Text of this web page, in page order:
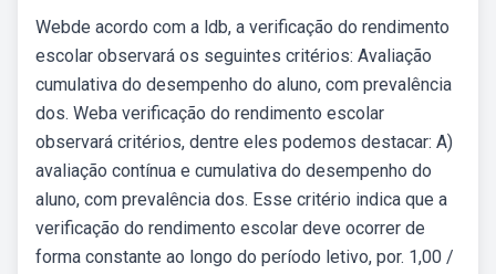
Webde acordo com a ldb, a verificação do rendimento
escolar observará os seguintes critérios: Avaliação
cumulativa do desempenho do aluno, com prevalência
dos. Weba verificação do rendimento escolar
observará critérios, dentre eles podemos destacar: A)
avaliação contínua e cumulativa do desempenho do
aluno, com prevalência dos. Esse critério indica que a
verificação do rendimento escolar deve ocorrer de
forma constante ao longo do período letivo, por. 1,00 /